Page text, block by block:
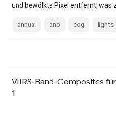
und bewölkte Pixel entfernt, was
annual dnb eog lights
VIIRS-Band-Composites
1